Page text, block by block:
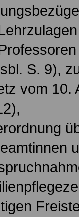
S. 9),
vom 10.